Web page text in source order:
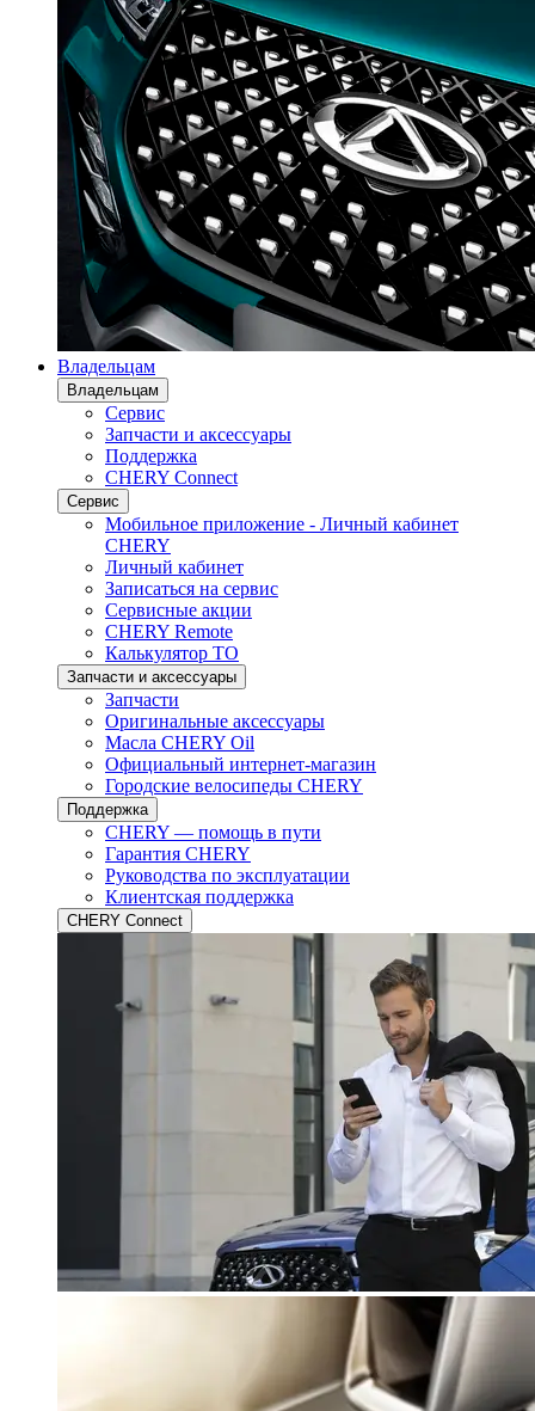
Владельцам
Владельцам
Сервис
Запчасти и аксессуары
Поддержка
CHERY Connect
Сервис
Мобильное приложение - Личный кабинет
CHERY
Личный кабинет
Записаться на сервис
Сервисные акции
CHERY Remote
Калькулятор ТО
Запчасти и аксессуары
Запчасти
Оригинальные аксессуары
Масла CHERY Oil
Официальный интернет-магазин
Городские велосипеды CHERY
Поддержка
CHERY — помощь в пути
Гарантия CHERY
Руководства по эксплуатации
Клиентская поддержка
CHERY Connect